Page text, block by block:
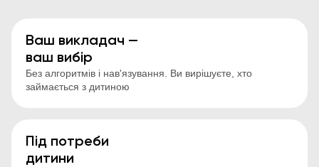
Ваш викладач —
ваш вибір
Без алгоритмів і нав'язування. Ви вирішуєте, хто
займається з дитиною
Під потреби
дитини